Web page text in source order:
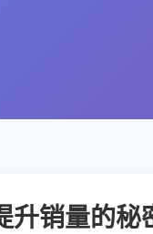
升销量的秘